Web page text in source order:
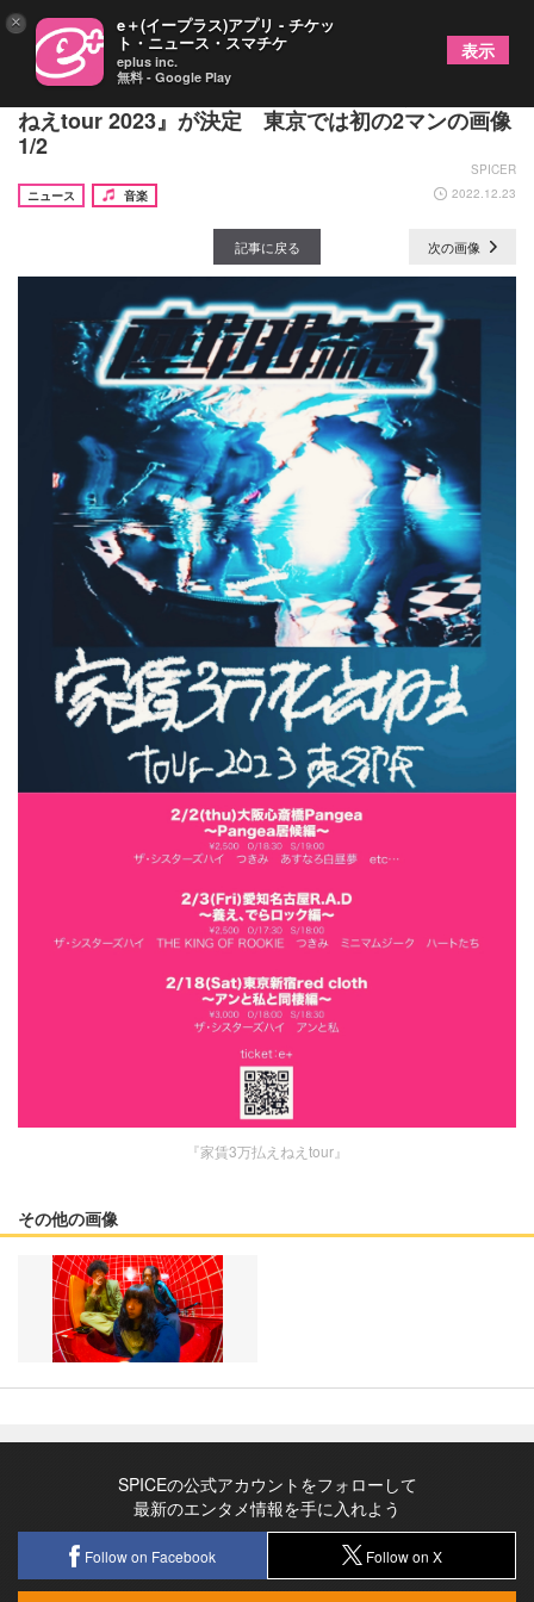
ザ・シスターズハイ、東名阪を回る『家賃3万払え
ねえtour 2023』が決定 東京では初の2マンの画像
1/2
SPICER
ニュース
音楽 2022.12.23
記事に戻る 次の画像
『家賃3万払えねえtour』
その他の画像
SPICEの公式アカウントをフォローして
最新のエンタメ情報を手に入れよう
Follow on Facebook Follow on X
× e＋(イープラス)アプリ - チケッ
ト・ニュース・スマチケ
eplus inc.
無料 - Google Play
表示